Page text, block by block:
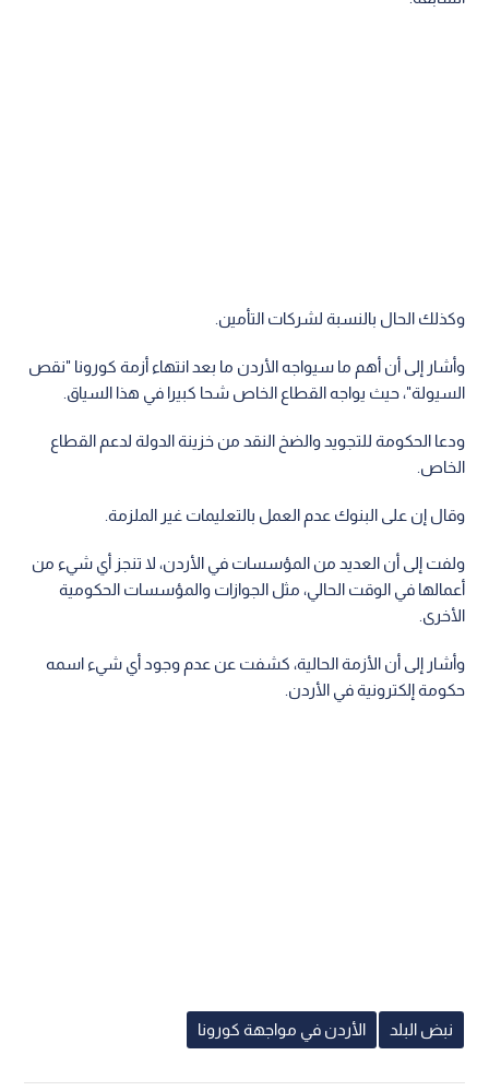
وكذلك الحال بالنسبة لشركات التأمين.
وأشار إلى أن أهم ما سيواجه الأردن ما بعد انتهاء أزمة كورونا "نقص
السيولة"، حيث يواجه القطاع الخاص شحا كبيرا في هذا السياق.
ودعا الحكومة للتجويد والضخ النقد من خزينة الدولة لدعم القطاع
الخاص.
وقال إن على البنوك عدم العمل بالتعليمات غير الملزمة.
ولفت إلى أن العديد من المؤسسات في الأردن، لا تنجز أي شيء من
أعمالها في الوقت الحالي، مثل الجوازات والمؤسسات الحكومية
الأخرى.
وأشار إلى أن الأزمة الحالية، كشفت عن عدم وجود أي شيء اسمه
حكومة إلكترونية في الأردن.
نبض البلد الأردن في مواجهة كورونا